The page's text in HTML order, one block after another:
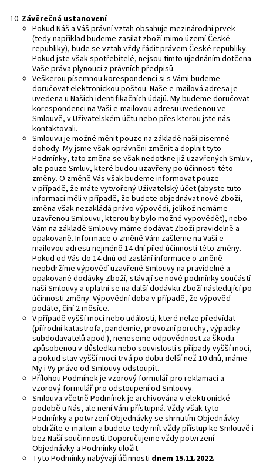
Závěrečná ustanovení
Pokud Náš a Váš právní vztah obsahuje mezinárodní prvek
(tedy například budeme zasílat zboží mimo území České
republiky), bude se vztah vždy řádit právem České republiky.
Pokud jste však spotřebitelé, nejsou tímto ujednáním dotčena
Vaše práva plynoucí z právních předpisů.
Veškerou písemnou korespondenci si s Vámi budeme
doručovat elektronickou poštou. Naše e-mailová adresa je
uvedena u Našich identifikačních údajů. My budeme doručovat
korespondenci na Vaši e-mailovou adresu uvedenou ve
Smlouvě, v Uživatelském účtu nebo přes kterou jste nás
kontaktovali.
Smlouvu je možné měnit pouze na základě naší písemné
dohody. My jsme však oprávněni změnit a doplnit tyto
Podmínky, tato změna se však nedotkne již uzavřených Smluv,
ale pouze Smluv, které budou uzavřeny po účinnosti této
změny. O změně Vás však budeme informovat pouze
v případě, že máte vytvořený Uživatelský účet (abyste tuto
informaci měli v případě, že budete objednávat nové Zboží,
změna však nezakládá právo výpovědi, jelikož nemáme
uzavřenou Smlouvu, kterou by bylo možné vypovědět), nebo
Vám na základě Smlouvy máme dodávat Zboží pravidelně a
opakovaně. Informace o změně Vám zašleme na Vaši e-
mailovou adresu nejméně 14 dní před účinností této změny.
Pokud od Vás do 14 dnů od zaslání informace o změně
neobdržíme výpověď uzavřené Smlouvy na pravidelné a
opakované dodávky Zboží, stávají se nové podmínky součástí
naší Smlouvy a uplatní se na další dodávku Zboží následující po
účinnosti změny. Výpovědní doba v případě, že výpověď
podáte, činí 2 měsíce.
V případě vyšší moci nebo událostí, které nelze předvídat
(přírodní katastrofa, pandemie, provozní poruchy, výpadky
subdodavatelů apod.), neneseme odpovědnost za škodu
způsobenou v důsledku nebo souvislosti s případy vyšší moci,
a pokud stav vyšší moci trvá po dobu delší než 10 dnů, máme
My i Vy právo od Smlouvy odstoupit.
Přílohou Podmínek je vzorový formulář pro reklamaci a
vzorový formulář pro odstoupení od Smlouvy.
Smlouva včetně Podmínek je archivována v elektronické
podobě u Nás, ale není Vám přístupná. Vždy však tyto
Podmínky a potvrzení Objednávky se shrnutím Objednávky
obdržíte e-mailem a budete tedy mít vždy přístup ke Smlouvě i
bez Naší součinnosti. Doporučujeme vždy potvrzení
Objednávky a Podmínky uložit.
Tyto Podmínky nabývají účinnosti dnem 15.11.2022.